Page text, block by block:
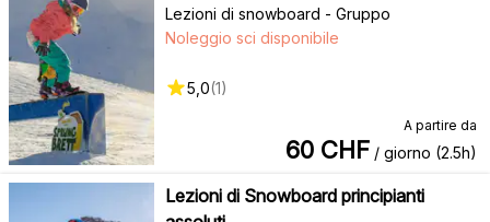
Lezioni di snowboard - Gruppo
Noleggio sci disponibile
5,0(1)
A partire da
60 CHF / giorno (2.5h)
Lezioni di Snowboard principianti